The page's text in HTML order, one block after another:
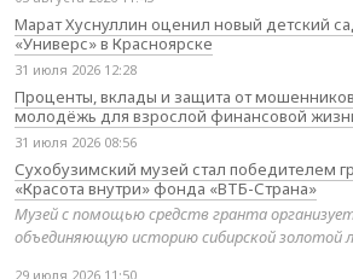
Марат Хуснуллин оценил новый детский
«Универс» в Красноярске
31 июля 2026 12:28
Проценты, вклады и защита от
молодёжь для взрослой финансовой
31 июля 2026 08:56
Сухобузимский музей стал победителем
«Красота внутри» фонда «ВТБ-Страна»
Музей с помощью средств гранта
объединяющую историю сибирской золотой
29 июля 2026 11:50